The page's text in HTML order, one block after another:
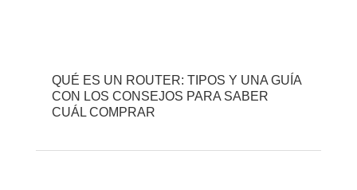
QUÉ ES UN ROUTER: TIPOS Y UNA GUÍA
CON LOS CONSEJOS PARA SABER
CUÁL COMPRAR